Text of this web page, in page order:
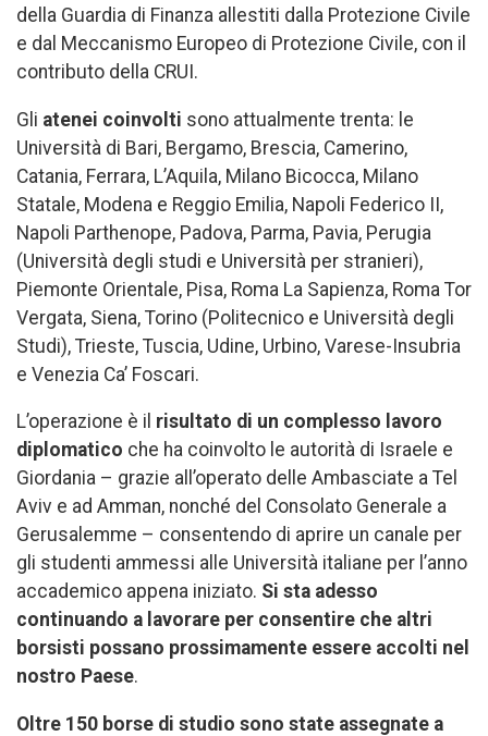
della Guardia di Finanza allestiti dalla Protezione Civile
e dal Meccanismo Europeo di Protezione Civile, con il
contributo della CRUI.
Gli atenei coinvolti sono attualmente trenta: le
Università di Bari, Bergamo, Brescia, Camerino,
Catania, Ferrara, L’Aquila, Milano Bicocca, Milano
Statale, Modena e Reggio Emilia, Napoli Federico II,
Napoli Parthenope, Padova, Parma, Pavia, Perugia
(Università degli studi e Università per stranieri),
Piemonte Orientale, Pisa, Roma La Sapienza, Roma Tor
Vergata, Siena, Torino (Politecnico e Università degli
Studi), Trieste, Tuscia, Udine, Urbino, Varese-Insubria
e Venezia Ca’ Foscari.
L’operazione è il risultato di un complesso lavoro
diplomatico che ha coinvolto le autorità di Israele e
Giordania – grazie all’operato delle Ambasciate a Tel
Aviv e ad Amman, nonché del Consolato Generale a
Gerusalemme – consentendo di aprire un canale per
gli studenti ammessi alle Università italiane per l’anno
accademico appena iniziato. Si sta adesso
continuando a lavorare per consentire che altri
borsisti possano prossimamente essere accolti nel
nostro Paese.
Oltre 150 borse di studio sono state assegnate a